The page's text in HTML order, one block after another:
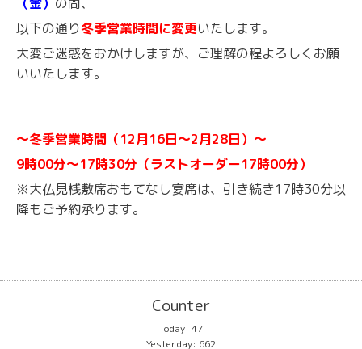
以下の通り冬季営業時間に変更いたします。
大変ご迷惑をおかけしますが、ご理解の程よろしくお願
いいたします。
〜冬季営業時間（12月16日〜2月28日）〜
9時00分〜17時30分（ラストオーダー17時00分）
※大仏見桟敷席おもてなし宴席は、引き続き17時30分以
降もご予約承ります。
Counter
Today: 47
Yesterday: 662